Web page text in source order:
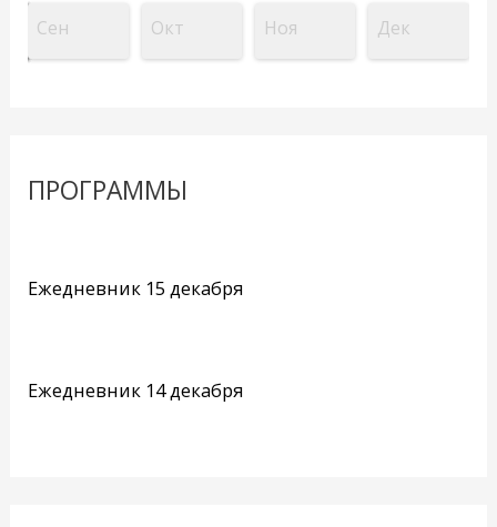
Сен Окт Ноя Дек
ПРОГРАММЫ
Ежедневник 15 декабря
Ежедневник 14 декабря